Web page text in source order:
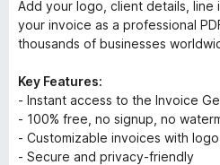
Add your logo, client details, line
your invoice as a professional
thousands of businesses
Key Features:
- Instant access to the Invoice
- 100% free, no signup, no
- Customizable invoices with
- Secure and privacy-friendly